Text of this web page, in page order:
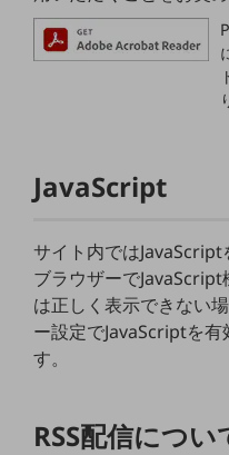
製造・建設業
おすすめの機種、料金やサービスをご
ビジネス向けスマートフォン
タフネススマートフォン
データ通信製品
5G対応ホームルーター
JavaScript
サイト内では
ブラウザーで
は正しく表示できない
ー設定でJavaScriptを
す。
RSS配信につい